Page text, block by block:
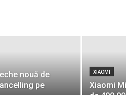
Weeks 2022
nouă de
pe
XIAOMI
Xiaomi